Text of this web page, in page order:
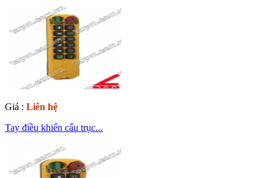
Giá : Liên hệ
Tay điều khiển cẩu trục...